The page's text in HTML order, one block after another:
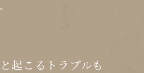
。
起こるトラブルも